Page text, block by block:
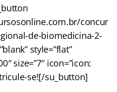
concur
de-biomedicina-2-
style=”flat”
size=”7″ icon=”icon:
se![/su_button]